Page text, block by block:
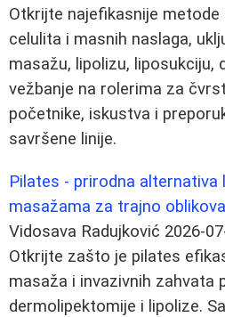
Otkrijte najefikasnije
celulita i masnih naslaga,
masažu, lipolizu, liposukciju,
vežbanje na rolerima za
početnike, iskustva i
savršene linije.
Pilates - prirodna alternativa
masažama za trajno
Vidosava Radujković 2026-
Otkrijte zašto je pilates
masaža i invazivnih zahvata
dermolipektomije i lipolize.